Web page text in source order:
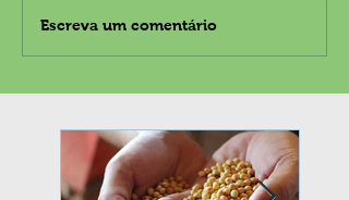
Escreva um comentário